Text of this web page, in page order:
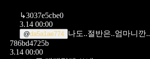
↳3037e5cbe0
3.14 00:00
@da5a1ae774 나도..절반은..엄마니깐..
786bd4725b
3.14 00:00